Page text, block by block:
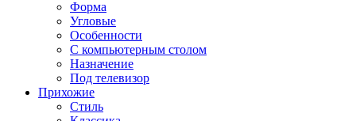
Форма
Угловые
Особенности
С компьютерным столом
Назначение
Под телевизор
Прихожие
Стиль